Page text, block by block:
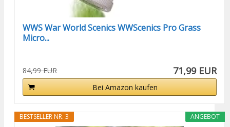
WWS War World Scenics WWScenics Pro Grass
Micro...
84,99 EUR 71,99 EUR
Bei Amazon kaufen
ANGEBOT
BESTSELLER NR. 3